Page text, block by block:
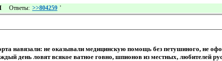
Ответы: >>804259 '
навязали: не оказывали медицинскую помощь без петушиного, не
день ловят всякое ватное говно, шпионов из местных, любителей